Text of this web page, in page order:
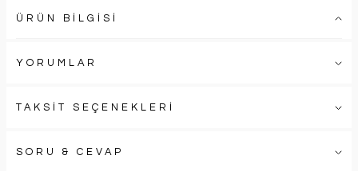
ÜRÜN BİLGİSİ
YORUMLAR
TAKSİT SEÇENEKLERİ
SORU & CEVAP